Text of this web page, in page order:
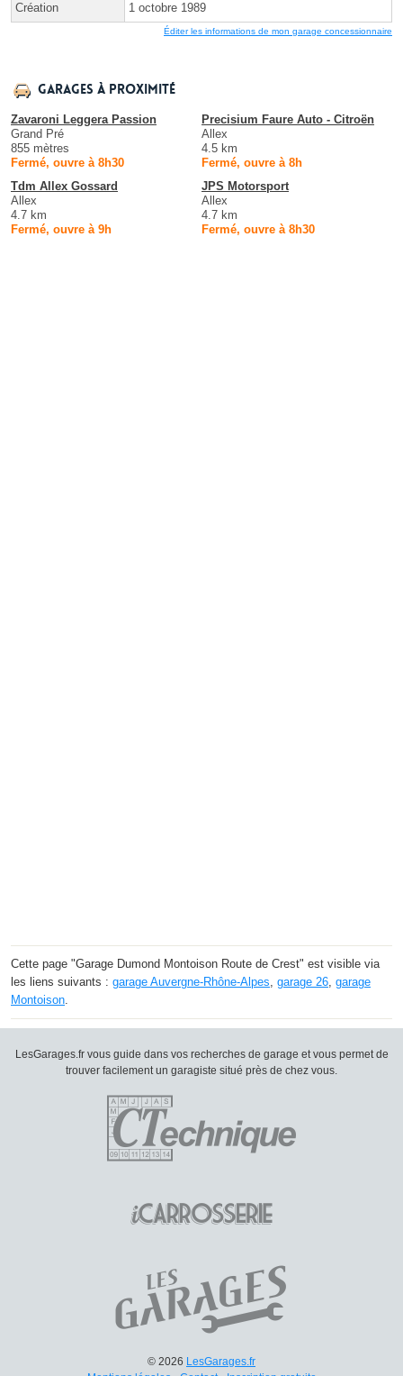
Création 1 octobre 1989
Éditer les informations de mon garage concessionnaire
Garages à proximité
Zavaroni Leggera Passion
Grand Pré
855 mètres
Fermé, ouvre à 8h30
Precisium Faure Auto - Citroën
Allex
4.5 km
Fermé, ouvre à 8h
Tdm Allex Gossard
Allex
4.7 km
Fermé, ouvre à 9h
JPS Motorsport
Allex
4.7 km
Fermé, ouvre à 8h30
Cette page "Garage Dumond Montoison Route de Crest" est visible via
les liens suivants : garage Auvergne-Rhône-Alpes, garage 26, garage
Montoison.
LesGarages.fr vous guide dans vos recherches de garage et vous permet de
trouver facilement un garagiste situé près de chez vous.
© 2026 LesGarages.fr